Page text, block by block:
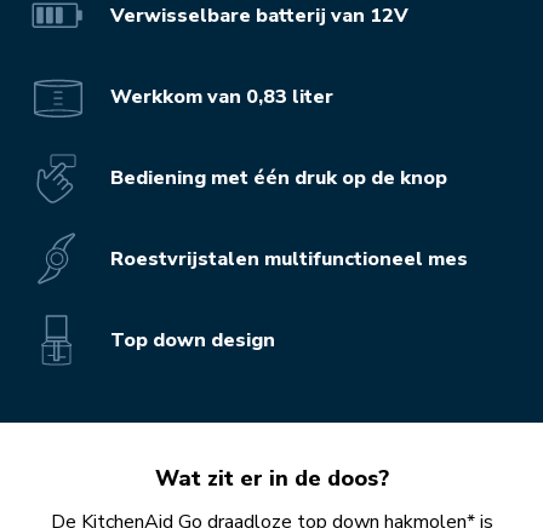
Verwisselbare batterij van 12V
Werkkom van 0,83 liter
Bediening met één druk op de knop
Roestvrijstalen multifunctioneel mes
Top down design
Wat zit er in de doos?
De KitchenAid Go draadloze top down hakmolen* is